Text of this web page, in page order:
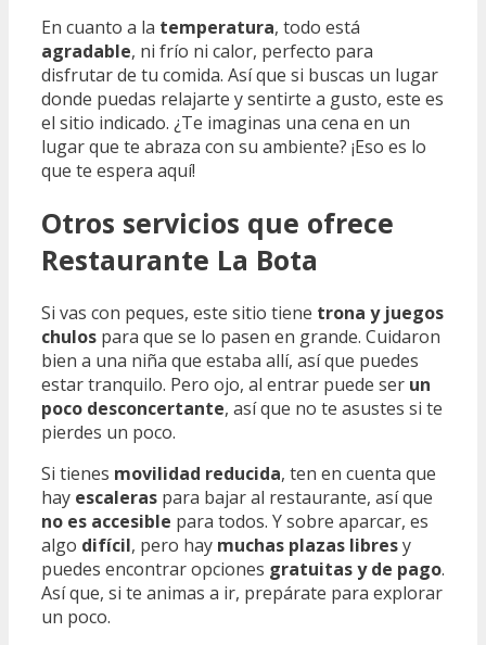
En cuanto a la temperatura, todo está
agradable, ni frío ni calor, perfecto para
disfrutar de tu comida. Así que si buscas un lugar
donde puedas relajarte y sentirte a gusto, este es
el sitio indicado. ¿Te imaginas una cena en un
lugar que te abraza con su ambiente? ¡Eso es lo
que te espera aquí!
Otros servicios que ofrece
Restaurante La Bota
Si vas con peques, este sitio tiene trona y juegos
chulos para que se lo pasen en grande. Cuidaron
bien a una niña que estaba allí, así que puedes
estar tranquilo. Pero ojo, al entrar puede ser un
poco desconcertante, así que no te asustes si te
pierdes un poco.
Si tienes movilidad reducida, ten en cuenta que
hay escaleras para bajar al restaurante, así que
no es accesible para todos. Y sobre aparcar, es
algo difícil, pero hay muchas plazas libresy
puedes encontrar opciones gratuitas y de pago.
Así que, si te animas a ir, prepárate para explorar
un poco.